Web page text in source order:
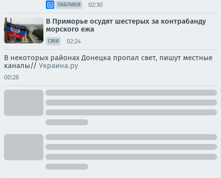
ПАБЛИКИ 02:30
В Приморье осудят шестерых за контрабанду
морского ежа
СМИ 02:24
В некоторых районах Донецка пропал свет, пишут местные
каналы// Украина.ру
00:28